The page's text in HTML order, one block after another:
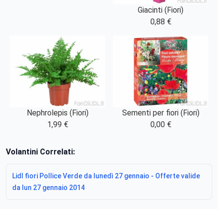
Giacinti (Fiori)
0,88 €
Nephrolepis (Fiori)
1,99 €
Sementi per fiori (Fiori)
0,00 €
Volantini Correlati:
Lidl fiori Pollice Verde da lunedì 27 gennaio - Offerte valide
da lun 27 gennaio 2014